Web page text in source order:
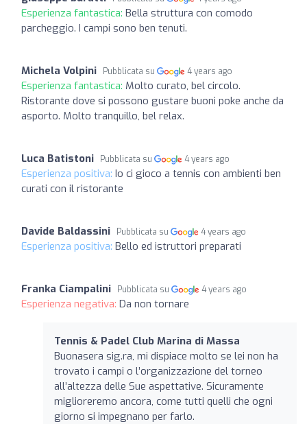
Esperienza fantastica: Bella struttura con comodo
parcheggio. I campi sono ben tenuti.
Michela Volpini Pubblicata su 4 years ago
Esperienza fantastica: Molto curato, bel circolo.
Ristorante dove si possono gustare buoni poke anche da
asporto. Molto tranquillo, bel relax.
Luca Batistoni Pubblicata su 4 years ago
Esperienza positiva: Io ci gioco a tennis con ambienti ben
curati con il ristorante
Davide Baldassini Pubblicata su 4 years ago
Esperienza positiva: Bello ed istruttori preparati
Franka Ciampalini Pubblicata su 4 years ago
Esperienza negativa: Da non tornare
Tennis & Padel Club Marina di Massa
Buonasera sig.ra, mi dispiace molto se lei non ha
trovato i campi o l’organizzazione del torneo
all’altezza delle Sue aspettative. Sicuramente
miglioreremo ancora, come tutti quelli che ogni
giorno si impegnano per farlo.